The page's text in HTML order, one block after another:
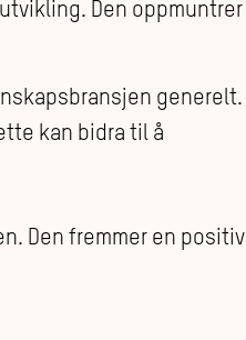
Den oppmuntrer
generelt.
kan bidra til å
Den fremmer en positiv